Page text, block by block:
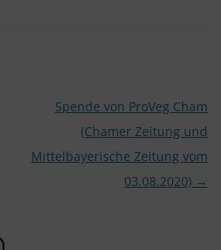
Spende von ProVeg Cham
(Chamer Zeitung und
Mittelbayerische Zeitung vom
03.08.2020) →